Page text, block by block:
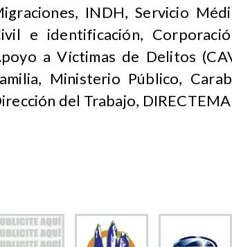
INDH, Servicio
e identificación,
a Víctimas de Delitos
Ministerio Público,
del Trabajo,